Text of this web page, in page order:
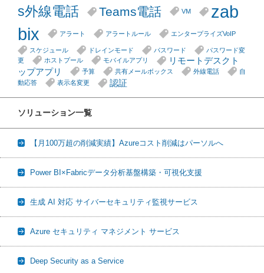
s外線電話
Teams電話 VM
zab
bix
アラート アラートルール エンタープライズVoIP
スケジュール ドレインモード パスワード
パスワード変
更
ホストプール モバイルアプリ
リモートデスクト
ップアプリ
予算 共有メールボックス 外線電話
自
動応答
表示名変更 認証
ソリューション一覧
【月100万超の削減実績】Azureコスト削減はパーソルへ
Power BI×Fabricデータ分析基盤構築・可視化支援
生成 AI 対応 サイバーセキュリティ監視サービス
Azure セキュリティ マネジメント サービス
Deep Security as a Service